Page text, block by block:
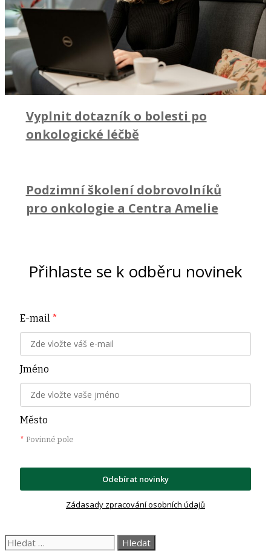
Vyplnit dotazník o bolesti po
onkologické léčbě
Podzimní školení dobrovolníků
pro onkologie a Centra Amelie
Přihlaste se k odběru novinek
E-mail *
Jméno
Město
* Povinné pole
Odebírat novinky
Zádasady zpracování osobních údajů
Hledat: